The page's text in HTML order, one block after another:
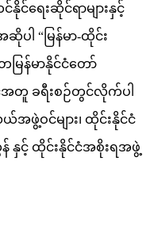
င်ရေးဆိုင်ရာများနှင့်
ပါ “မြန်မာ-ထိုင်း
မြန်မာနိုင်ငံတော်
အတူ ခရီးစဉ်တွင်လိုက်ပါ
ဖွဲ့ဝင်များ၊ ထိုင်းနိုင်ငံ
န် နှင့် ထိုင်းနိုင်ငံအစိုးရအဖွဲ့